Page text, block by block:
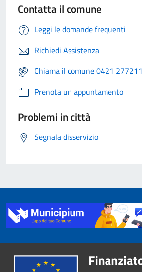
Contatta il comune
Leggi le domande frequenti
Richiedi Assistenza
Chiama il comune 0421 277211
Prenota un appuntamento
Problemi in città
Segnala disservizio